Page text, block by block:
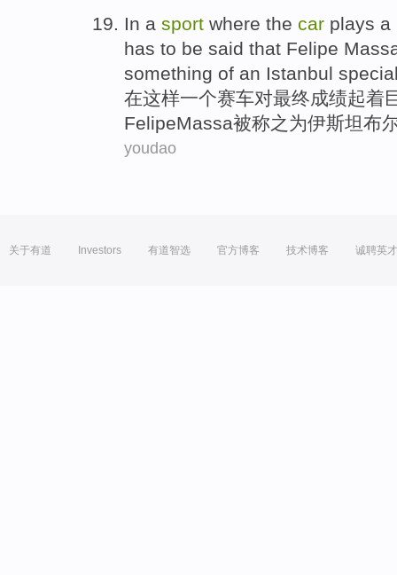
In a sport where the car plays a
has to be said that Felipe
something of an Istanbul
在这样一个赛车对最终成绩起着
FelipeMassa被称之为伊斯坦布
youdao
关于有道 Investors 有道智选 官方博客 技术博客 诚聘英才